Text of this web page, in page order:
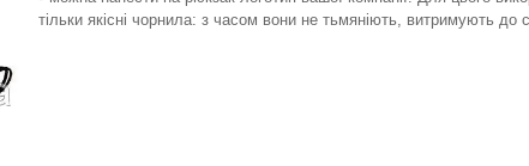
тільки якісні чорнила: з часом вони не тьмяніють, витримують до